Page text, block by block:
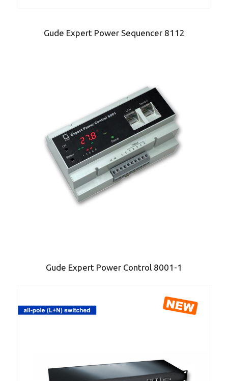
Gude Expert Power Sequencer 8112
Gude Expert Power Control 8001-1